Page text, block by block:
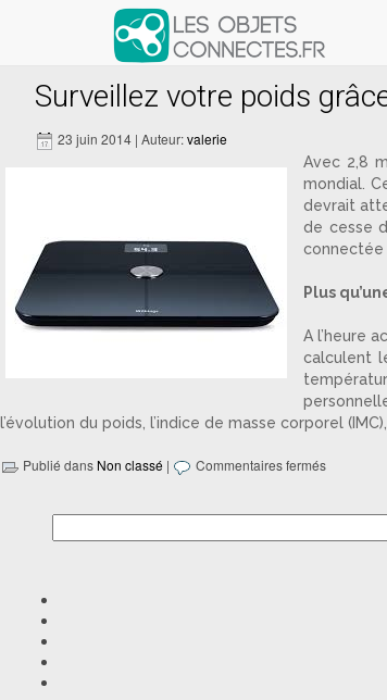
Articles avec le tag ‘obésité’
Surveillez votre poids
23 juin 2014 | Auteur:valerie
Avec 2,8
mondial.
devrait
de cesse
connectée
Plus
A l’heure
calculent
l’évolution du poids, l’indice de masse corporel
Publié dans Non classé | Commentaires fermés